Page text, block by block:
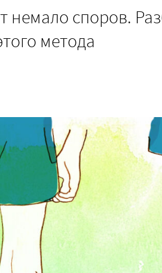
немало споров.
метода